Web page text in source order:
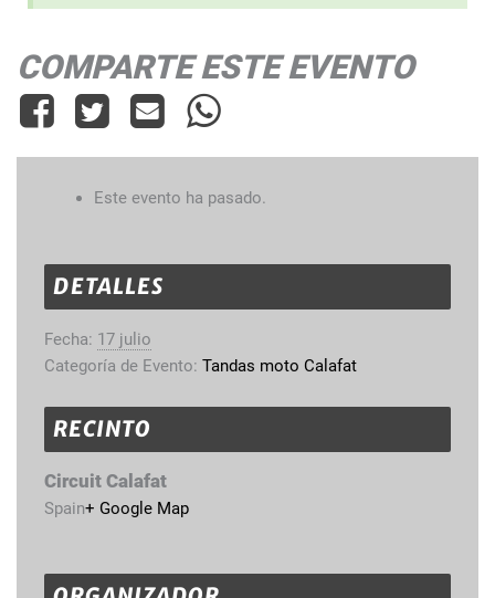
COMPARTE ESTE EVENTO
Este evento ha pasado.
DETALLES
Fecha: 17 julio
Categoría de Evento: Tandas moto Calafat
RECINTO
Circuit Calafat
Spain+ Google Map